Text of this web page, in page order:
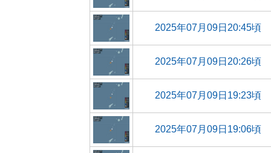
2025年07月09日20:45頃
2025年07月09日20:26頃
2025年07月09日19:23頃
2025年07月09日19:06頃